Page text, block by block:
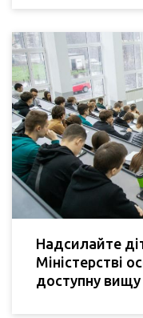
Надсилайте
Міністерстві
доступну вищу